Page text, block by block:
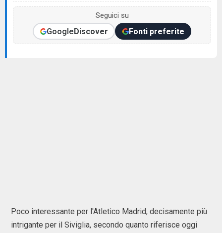
Seguici su
GoogleDiscover Fonti preferite
Poco interessante per l'Atletico Madrid, decisamente più
intrigante per il Siviglia, secondo quanto riferisce oggi